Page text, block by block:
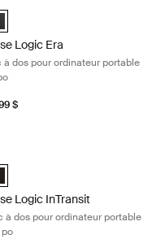
Logic Era 16" Laptop
Logic Era
à dos pour ordinateur portable
$
Logic InTransit 14.1"
Logic InTransit
à dos pour ordinateur portable
po